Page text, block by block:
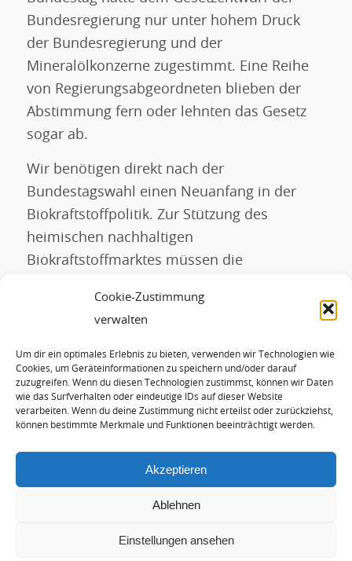
Cookie-Zustimmung
verwalten
Um dir ein optimales Erlebnis zu bieten, verwenden wir Technologien wie
Cookies, um Geräteinformationen zu speichern und/oder darauf
zuzugreifen. Wenn du diesen Technologien zustimmst, können wir Daten
wie das Surfverhalten oder eindeutige IDs auf dieser Website
verarbeiten. Wenn du deine Zustimmung nicht erteilst oder zurückziehst,
können bestimmte Merkmale und Funktionen beeinträchtigt werden.
Akzeptieren
Ablehnen
Einstellungen ansehen
Bundesregierung nur unter hohem Druck
der Bundesregierung und der
Mineralölkonzerne zugestimmt. Eine Reihe
von Regierungsabgeordneten blieben der
Abstimmung fern oder lehnten das Gesetz
sogar ab.
Wir benötigen direkt nach der
Bundestagswahl einen Neuanfang in der
Biokraftstoffpolitik. Zur Stützung des
heimischen nachhaltigen
Biokraftstoffmarktes müssen die
zurück genommen werden.
Eintrag teilen